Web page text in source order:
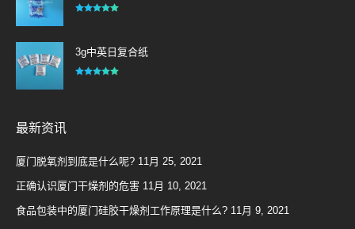
3g中英日复合纸
最新资讯
厦门脱氧剂到底是什么呢? 11月 25, 2021
正确认识厦门干燥剂的危害 11月 10, 2021
食品包装中的厦门硅胶干燥剂工作原理是什么? 11月 9, 2021